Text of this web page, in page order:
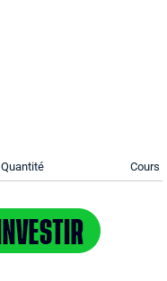
Quantité Cours